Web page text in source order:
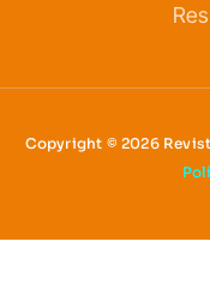
Copyright © 2026